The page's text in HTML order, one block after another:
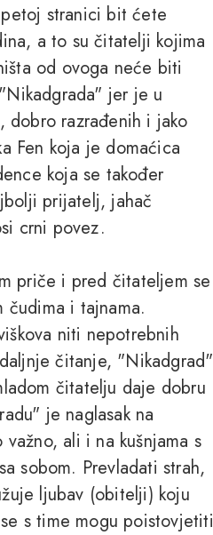
stranici bit ćete
a to su čitatelji kojima
od ovoga neće biti
jer je u
razrađenih i jako
Fen koja je domaćica
koja se također
prijatelj, jahač
crni povez.
priče i pred čitateljem se
čudima i tajnama.
niti nepotrebnih
čitanje, "Nikadgrad"
čitatelju daje dobru
je naglasak na
ali i na kušnjama s
sobom. Prevladati strah,
ljubav (obitelji) koju
s time mogu poistovjetiti